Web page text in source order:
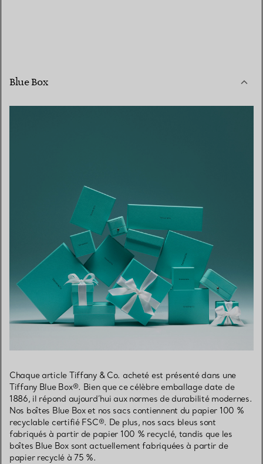
Blue Box
Chaque article Tiffany & Co. acheté est présenté dans une
Tiffany Blue Box®. Bien que ce célèbre emballage date de
1886, il répond aujourd’hui aux normes de durabilité modernes.
Nos boîtes Blue Box et nos sacs contiennent du papier 100 %
recyclable certifié FSC®. De plus, nos sacs bleus sont
fabriqués à partir de papier 100 % recyclé, tandis que les
boîtes Blue Box sont actuellement fabriquées à partir de
papier recyclé à 75 %.